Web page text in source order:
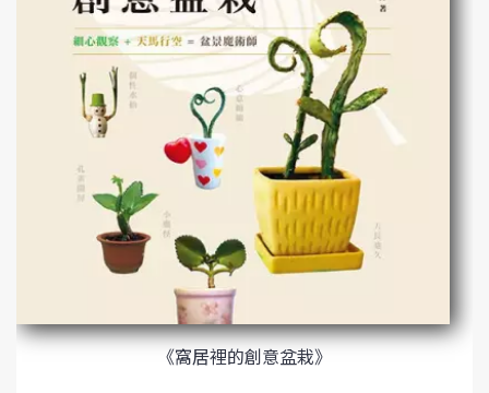
《窩居裡的創意盆栽》